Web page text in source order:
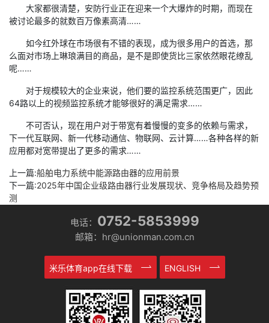
大家都很清楚，安防行业正在迎来一个大爆炸的时期，而现在
被讨论最多的就数百万像素高清……
如今红外球在市场很有不错的表现，成为很多用户的首选，那
么面对市场上琳琅满目的商品，是不是即使货比三家依然眼花缭乱
呢……
对于规模较大的企业来说，他们要的监控系统范围更广，因此
64路以上的视频监控系统才能够很好的满足需求……
不可否认，现在用户对于带宽有着慢慢的变多的依赖与需求，
下一代互联网、新一代移动通信、物联网、云计算……各种各样的新
应用都对宽带提出了更多的需求……
上一篇:船舶电力系统中能源路由器的应用前景
下一篇:2025年中国企业级路由器行业发展现状、竞争格局及趋势预
测
电话： 0752-5853999
邮箱：hr@unionman.com.cn
米乐体育app在线下载 ENGLISH